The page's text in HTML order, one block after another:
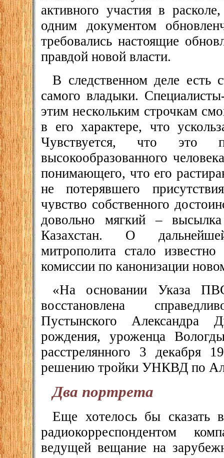
активного участия в
одним документом
требовались настоящие
правдой новой власти.
В следственном деле есть
самого владыки.
этим нескольким строчкам
в его характере, что
Чувствуется, что это
высокообразованного
понимающего, что его
не потерявшего
чувство собственного
довольно мягкий –
Казахстан. О
митрополита стало
комиссии по канонизации
«На основании Указа
восстановлена
Пустынского Александра
рождения, уроженца
расстрелянного 3 декабря
решению тройки УНКВД по
Два портрета
Еще хотелось бы сказать
радиокорреспондентом
ведущей вещание на